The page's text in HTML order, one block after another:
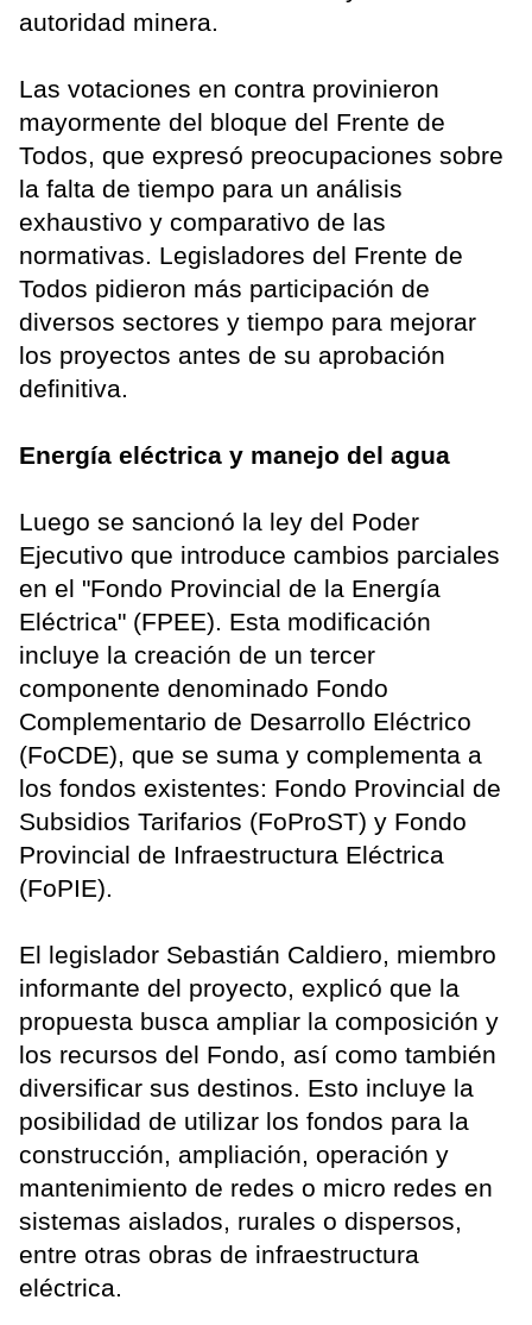
autoridad minera.
Las votaciones en contra provinieron
mayormente del bloque del Frente de
Todos, que expresó preocupaciones sobre
la falta de tiempo para un análisis
exhaustivo y comparativo de las
normativas. Legisladores del Frente de
Todos pidieron más participación de
diversos sectores y tiempo para mejorar
los proyectos antes de su aprobación
definitiva.
Energía eléctrica y manejo del agua
Luego se sancionó la ley del Poder
Ejecutivo que introduce cambios parciales
en el "Fondo Provincial de la Energía
Eléctrica" (FPEE). Esta modificación
incluye la creación de un tercer
componente denominado Fondo
Complementario de Desarrollo Eléctrico
(FoCDE), que se suma y complementa a
los fondos existentes: Fondo Provincial de
Subsidios Tarifarios (FoProST) y Fondo
Provincial de Infraestructura Eléctrica
(FoPIE).
El legislador Sebastián Caldiero, miembro
informante del proyecto, explicó que la
propuesta busca ampliar la composición y
los recursos del Fondo, así como también
diversificar sus destinos. Esto incluye la
posibilidad de utilizar los fondos para la
construcción, ampliación, operación y
mantenimiento de redes o micro redes en
sistemas aislados, rurales o dispersos,
entre otras obras de infraestructura
eléctrica.